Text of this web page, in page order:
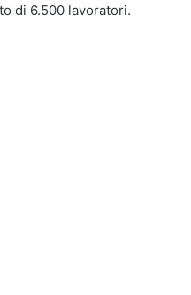
di 6.500 lavoratori.